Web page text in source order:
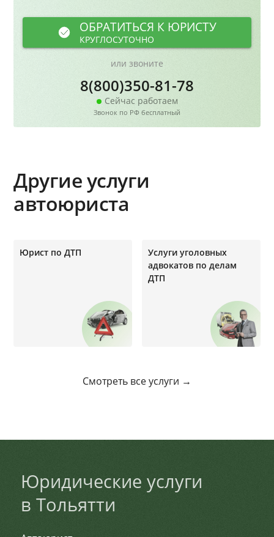
ОБРАТИТЬСЯ К ЮРИСТУ
КРУГЛОСУТОЧНО
или звоните
8(800)350-81-78
Сейчас работаем
Звонок по РФ бесплатный
Другие услуги
автоюриста
Юрист по ДТП
Услуги уголовных
адвокатов по делам
ДТП
Смотреть все услуги →
Юридические услуги
в Тольятти